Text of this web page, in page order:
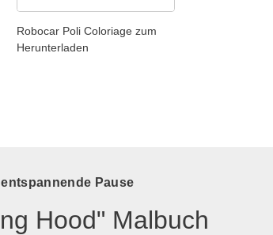
Robocar Poli Coloriage zum
Herunterladen
Pause
Hood" Malbuch